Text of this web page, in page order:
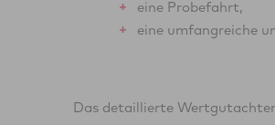
eine Probefahrt,
eine umfangreiche
Das detaillierte
Oldtimers hervor. Das detaillierte